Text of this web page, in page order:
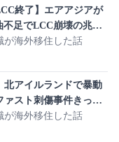
終了】エアアジアが
足でLCC崩壊の兆し
爆上げ】
が海外移住した話
北アイルランドで暴動
スト刺傷事件きっか
爆発【移民犯罪】
が海外移住した話